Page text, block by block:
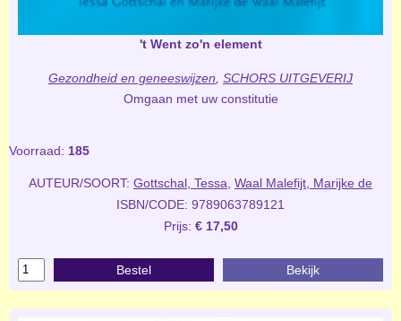
't Went zo'n element
Gezondheid en geneeswijzen SCHORS UITGEVERIJ
Omgaan met uw constitutie
Voorraad: 185
AUTEUR/SOORT: Gottschal, Tessa Waal Malefijt, Marijke de
ISBN/CODE: 9789063789121
Prijs: € 17,50
Bestel Bekijk